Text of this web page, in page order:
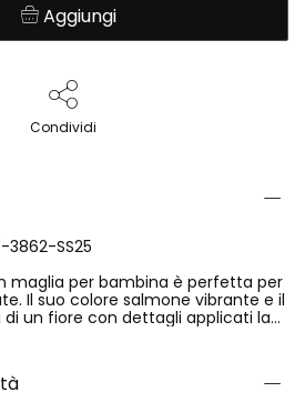
Aggiungi
Condividi
3862-SS25
maglia per bambina è perfetta per
Il suo colore salmone vibrante e il
un fiore con dettagli applicati la
attraente. È realizzata in un
fornisce comodità durante tutto il
presenta un collo rotondo e
che aggiungono un tocco